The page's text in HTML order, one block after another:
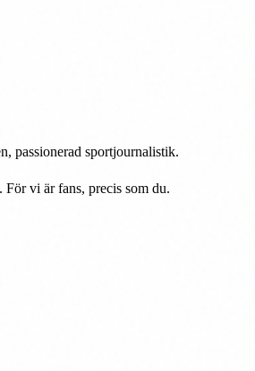
passionerad sportjournalistik.
vi är fans, precis som du.